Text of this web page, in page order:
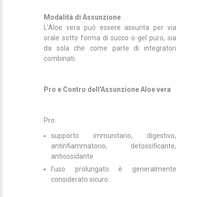
Modalità di Assunzione
L’Aloe vera può essere assunta per via
orale sotto forma di succo o gel puro, sia
da sola che come parte di integratori
combinati.
Pro e Contro dell'Assunzione Aloe vera
Pro:
supporto immunitario, digestivo,
antinfiammatorio, detossificante,
antiossidante
l’uso prolungato è generalmente
considerato sicuro.